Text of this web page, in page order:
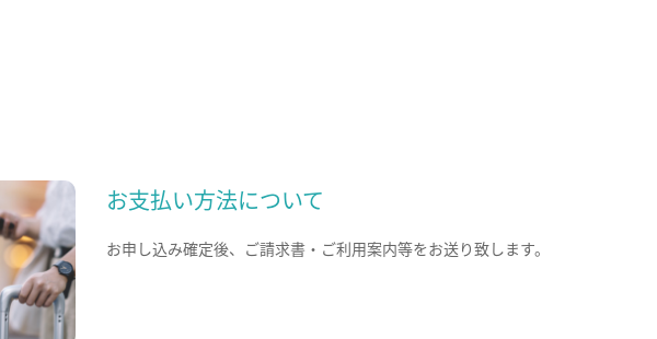
お支払い方法について
お申し込み確定後、ご請求書・ご利用案内等をお送り致します。